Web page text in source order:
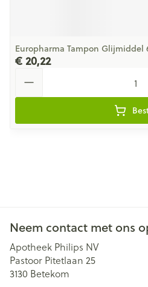
Europharma Tampon Glijmiddel
€ 20,22
Neem contact met ons
Apotheek Philips NV
Pastoor Pitetlaan 25
3130 Betekom